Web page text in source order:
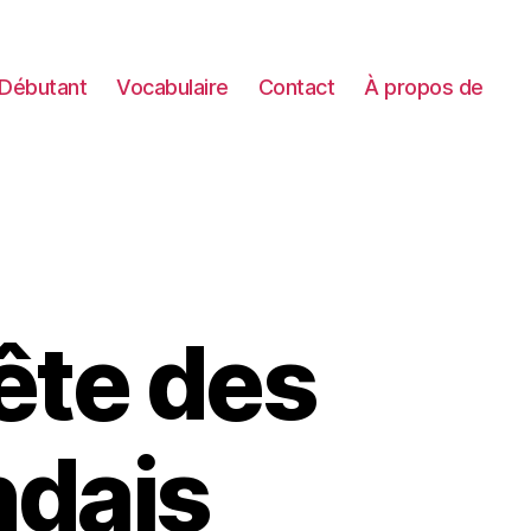
Vocabulaire Contact À propos de
des